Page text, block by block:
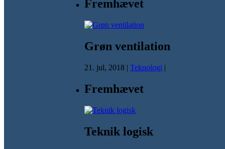
Fremhævet
Grøn ventilation
21. jul, 2018 | Teknologi |
Fremhævet
Teknik logisk